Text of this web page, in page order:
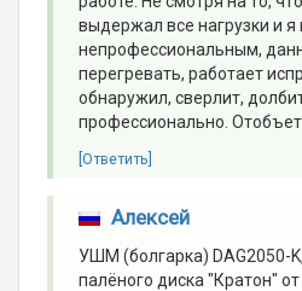
выдержал все нагрузки и
непрофессиональным,
перегревать, работает
обнаружил, сверлит,
профессионально.
[Ответить]
Алексей
УШМ (болгарка) DAG2050-
палёного диска "Кратон"